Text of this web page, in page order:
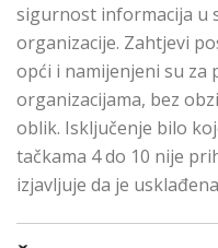
sigurnost informacija u
organizacije. Zahtjevi
opći i namijenjeni su za
organizacijama, bez
oblik. Isključenje bilo
tačkama 4 do 10 nije
izjavljuje da je